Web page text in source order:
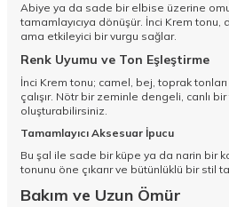
Abiye ya da sade bir elbise üzerine
tamamlayıcıya dönüşür. İnci Krem
ama etkileyici bir vurgu sağlar.
Renk Uyumu ve Ton Eşleştirme
İnci Krem tonu; camel, bej, toprak
çalışır. Nötr bir zeminle dengeli, canlı
oluşturabilirsiniz.
Tamamlayıcı Aksesuar İpucu
Bu şal ile sade bir küpe ya da narin bir
tonunu öne çıkarır ve bütünlüklü bir stil
Bakım ve Uzun Ömür